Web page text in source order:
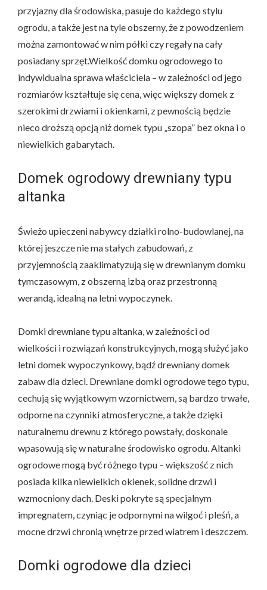
przyjazny dla środowiska, pasuje do każdego stylu
ogrodu, a także jest na tyle obszerny, że z powodzeniem
można zamontować w nim półki czy regały na cały
posiadany sprzęt.Wielkość domku ogrodowego to
indywidualna sprawa właściciela – w zależności od jego
rozmiarów kształtuje się cena, więc większy domek z
szerokimi drzwiami i okienkami, z pewnością będzie
nieco droższą opcją niż domek typu „szopa” bez okna i o
niewielkich gabarytach.
Domek ogrodowy drewniany typu
altanka
Świeżo upieczeni nabywcy działki rolno-budowlanej, na
której jeszcze nie ma stałych zabudowań, z
przyjemnością zaaklimatyzują się w drewnianym domku
tymczasowym, z obszerną izbą oraz przestronną
werandą, idealną na letni wypoczynek.
Domki drewniane typu altanka, w zależności od
wielkości i rozwiązań konstrukcyjnych, mogą służyć jako
letni domek wypoczynkowy, bądź drewniany domek
zabaw dla dzieci. Drewniane domki ogrodowe tego typu,
cechują się wyjątkowym wzornictwem, są bardzo trwałe,
odporne na czynniki atmosferyczne, a także dzięki
naturalnemu drewnu z którego powstały, doskonale
wpasowują się w naturalne środowisko ogrodu. Altanki
ogrodowe mogą być różnego typu – większość z nich
posiada kilka niewielkich okienek, solidne drzwi i
wzmocniony dach. Deski pokryte są specjalnym
impregnatem, czyniąc je odpornymi na wilgoć i pleśń, a
mocne drzwi chronią wnętrze przed wiatrem i deszczem.
Domki ogrodowe dla dzieci